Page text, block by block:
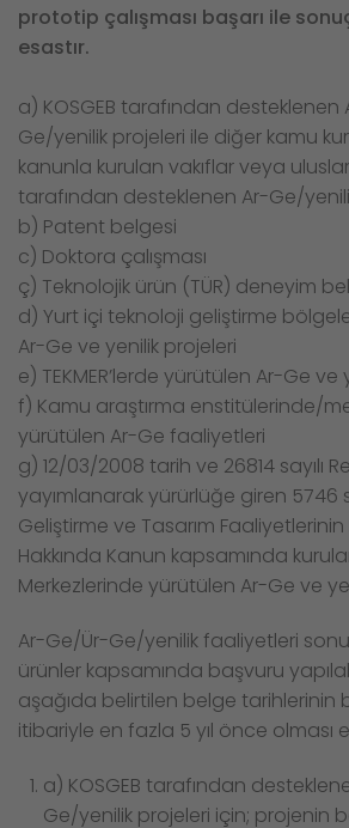
prototip çalışması başarı ile
esastır.
a) KOSGEB tarafından desteklenen
Ge/yenilik projeleri ile diğer kamu
kanunla kurulan vakıflar veya
tarafından desteklenen Ar-Ge/
b) Patent belgesi
c) Doktora çalışması
ç) Teknolojik ürün (TÜR) deneyim
d) Yurt içi teknoloji geliştirme
Ar-Ge ve yenilik projeleri
e) TEKMER’lerde yürütülen Ar-Ge ve
f) Kamu araştırma enstitülerinde/
yürütülen Ar-Ge faaliyetleri
g) 12/03/2008 tarih ve 26814 sayılı
yayımlanarak yürürlüğe giren 5746
Geliştirme ve Tasarım
Hakkında Kanun kapsamında
Merkezlerinde yürütülen Ar-Ge ve
Ar-Ge/Ür-Ge/yenilik faaliyetleri
ürünler kapsamında başvuru
aşağıda belirtilen belge tarihlerinin
itibariyle en fazla 5 yıl önce olması
a) KOSGEB tarafından
Ge/yenilik projeleri için; projenin